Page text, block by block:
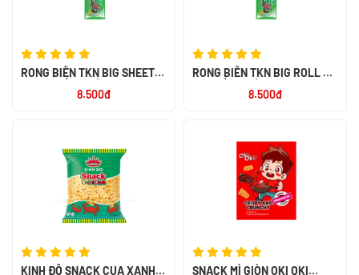
RONG BIỂN TKN BIG SHEET
VỊ TRUYỀN THỐNG 3.2G - NK
8.500đ
RONG BIỂN TKN BIG ROLL VỊ
TRUYỀN THỐNG 3G - NK THÁI
8.500đ
KINH ĐÔ SNACK CUA XANH
SNACK MÌ GIÒN OKI OKI